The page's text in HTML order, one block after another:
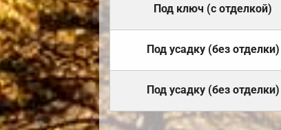
Под ключ (с отделкой)
Под усадку (без отделки)
Под усадку (без отделки)